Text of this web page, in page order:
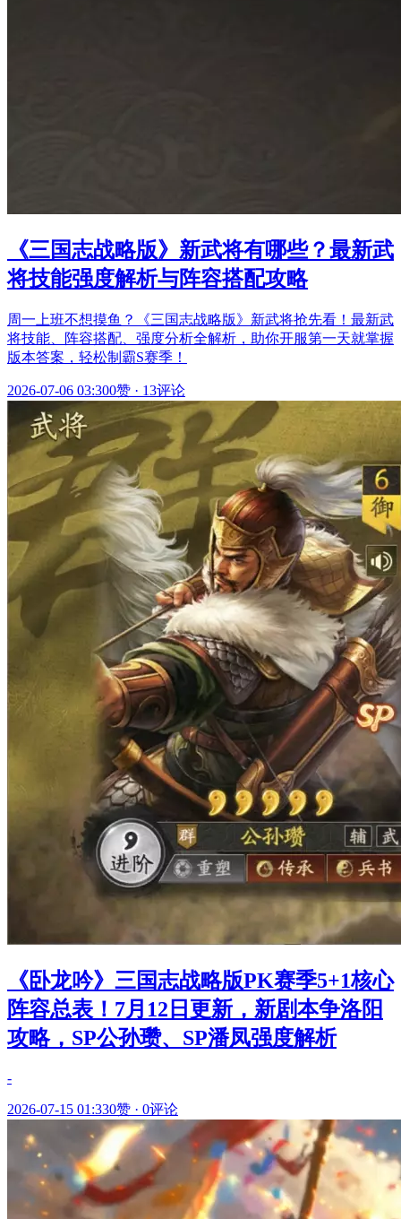
《三国志战略版》新武将有哪些？最新武
将技能强度解析与阵容搭配攻略
周一上班不想摸鱼？《三国志战略版》新武将抢先看！最新武
将技能、阵容搭配、强度分析全解析，助你开服第一天就掌握
版本答案，轻松制霸S赛季！
2026-07-06 03:300赞 · 13评论
《卧龙吟》三国志战略版PK赛季5+1核心
阵容总表！7月12日更新，新剧本争洛阳
攻略，SP公孙瓒、SP潘凤强度解析
-
2026-07-15 01:330赞 · 0评论